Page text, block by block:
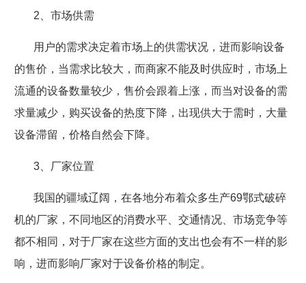
2 、市场供需
用户的需求决定着市场上的供需状况，进而影响设备
的售价，当需求比较大，而商家不能及时供应时，市场上
流通的设备数量较少，售价会跟着上涨，而当对设备的需
求量减少，购买设备的热度下降，出现供大于需时，大量
设备滞留，价格自然会下降。
3 、厂家位置
我国的疆域辽阔，在各地分布着众多生产69鄂式破碎
机的厂家，不同地区的消费水平、交通情况、市场竞争等
都不相同，对于厂家在这些方面的支出也会有不一样的影
响，进而影响厂家对于设备价格的制定。